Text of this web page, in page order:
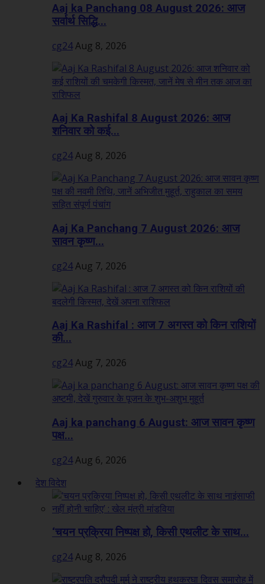
Aaj ka Panchang 08 August 2026: आज
सर्वार्थ सिद्धि...
cg24Aug 8, 2026
Aaj Ka Rashifal 8 August 2026: आज
शनिवार को कई...
cg24Aug 8, 2026
Aaj Ka Panchang 7 August 2026: आज
सावन कृष्ण...
cg24Aug 7, 2026
Aaj Ka Rashifal : आज 7 अगस्त को किन राशियों
की...
cg24Aug 7, 2026
Aaj ka panchang 6 August: आज सावन कृष्ण
पक्ष...
cg24Aug 6, 2026
देश विदेश
‘चयन प्रक्रिया निष्पक्ष हो, किसी एथलीट के साथ...
cg24Aug 8, 2026